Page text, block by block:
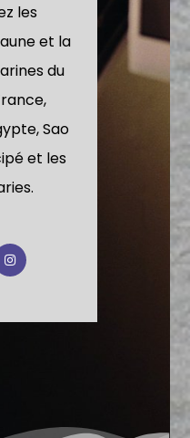
les
et la
du
Sao
et les